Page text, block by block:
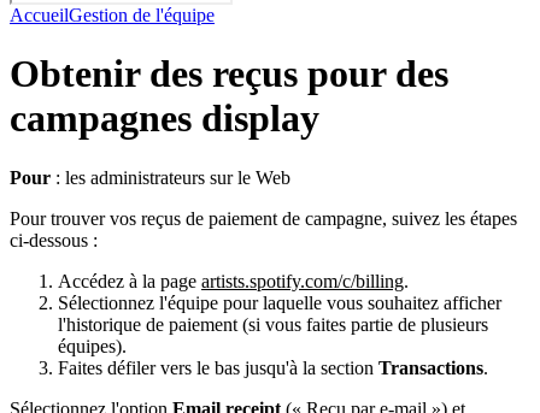
AccueilGestion de l'équipe
Obtenir des reçus pour des
campagnes display
Pour : les administrateurs sur le Web
Pour trouver vos reçus de paiement de campagne, suivez les étapes
ci-dessous :
Accédez à la page artists.spotify.com/c/billing.
Sélectionnez l'équipe pour laquelle vous souhaitez afficher
l'historique de paiement (si vous faites partie de plusieurs
équipes).
Faites défiler vers le bas jusqu'à la section Transactions.
Sélectionnez l'option Email receipt (« Reçu par e-mail ») et